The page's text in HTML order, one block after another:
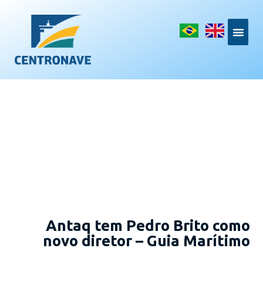
Antaq tem Pedro Brito como
novo diretor – Guia Marítimo